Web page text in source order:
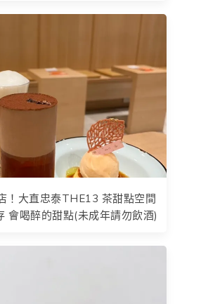
！大直忠泰THE13 茶甜點空間
會喝醉的甜點(未成年請勿飲酒)